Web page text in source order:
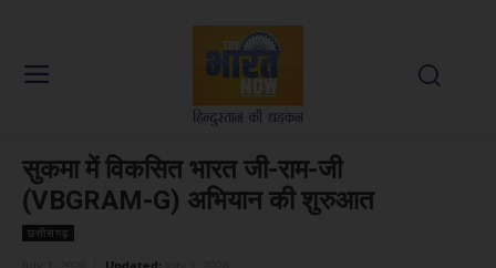
सुकमा में विकसित भारत जी-राम-जी
(VBGRAM-G) अभियान की शुरुआत
छत्तीसगढ़